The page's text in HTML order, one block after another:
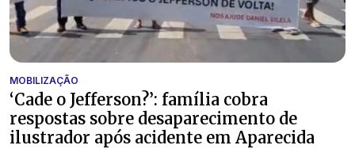
MOBILIZAÇÃO
‘Cade o Jefferson?’: família cobra
respostas sobre desaparecimento de
ilustrador após acidente em Aparecida